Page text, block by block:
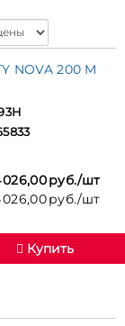
NOVA 200 M
026,00 руб./шт
026,00 руб./шт
Купить